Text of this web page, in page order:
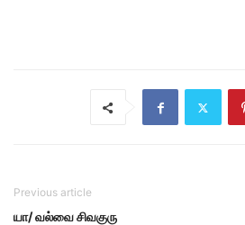
Previous article
யா/ வல்வை சிவகுரு